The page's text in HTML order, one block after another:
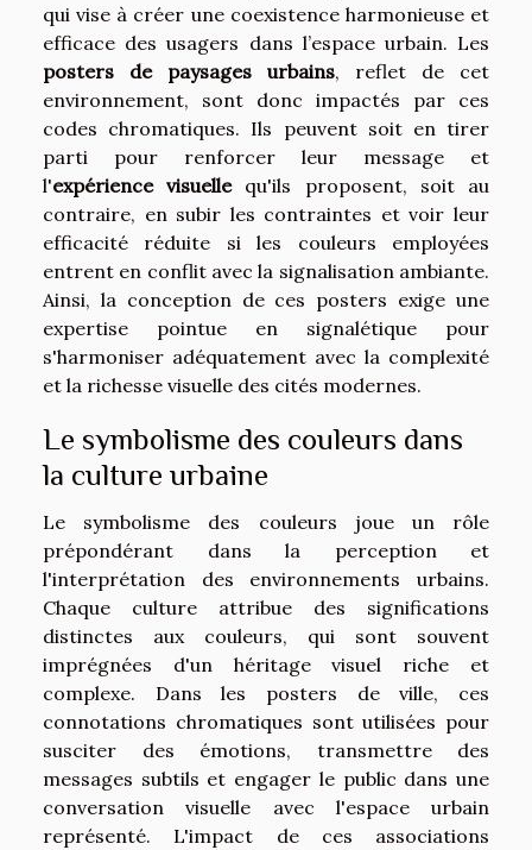
qui vise à créer une coexistence harmonieuse et
efficace des usagers dans l’espace urbain. Les
posters de paysages urbains, reflet de cet
environnement, sont donc impactés par ces
codes chromatiques. Ils peuvent soit en tirer
parti pour renforcer leur message et
l'expérience visuellequ'ils proposent, soit au
contraire, en subir les contraintes et voir leur
efficacité réduite si les couleurs employées
entrent en conflit avec la signalisation ambiante.
Ainsi, la conception de ces posters exige une
expertise pointue en signalétique pour
s'harmoniser adéquatement avec la complexité
et la richesse visuelle des cités modernes.
Le symbolisme des couleurs dans
la culture urbaine
Le symbolisme des couleurs joue un rôle
prépondérant dans la perception et
l'interprétation des environnements urbains.
Chaque culture attribue des significations
distinctes aux couleurs, qui sont souvent
imprégnées d'un héritage visuel riche et
complexe. Dans les posters de ville, ces
connotations chromatiques sont utilisées pour
susciter des émotions, transmettre des
messages subtils et engager le public dans une
conversation visuelle avec l'espace urbain
représenté. L'impact de ces associations